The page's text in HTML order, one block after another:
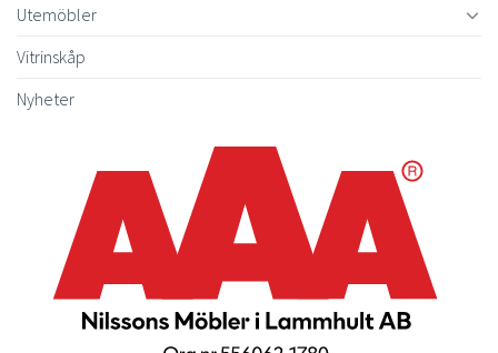
Utemöbler
Vitrinskåp
Nyheter